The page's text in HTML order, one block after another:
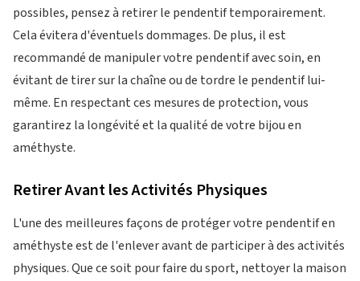
possibles, pensez à retirer le pendentif temporairement.
Cela évitera d'éventuels dommages. De plus, il est
recommandé de manipuler votre pendentif avec soin, en
évitant de tirer sur la chaîne ou de tordre le pendentif lui-
même. En respectant ces mesures de protection, vous
garantirez la longévité et la qualité de votre bijou en
améthyste.
Retirer Avant les Activités Physiques
L'une des meilleures façons de protéger votre pendentif en
améthyste est de l'enlever avant de participer à des activités
physiques. Que ce soit pour faire du sport, nettoyer la maison